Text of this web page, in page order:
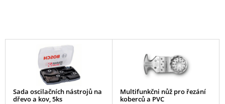
Sada oscilačních nástrojů na
dřevo a kov, 5ks
Multifunkčni nůž pro řezání
koberců a PVC